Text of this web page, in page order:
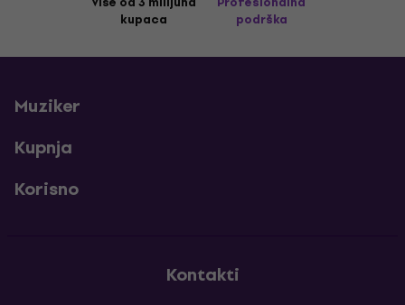
kupaca
podrška
Muziker
Kupnja
Korisno
Kontakti